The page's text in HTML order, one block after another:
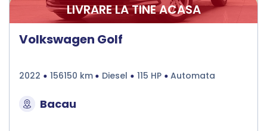
LIVRARE LA TINE ACASA
Volkswagen Golf
2022 156150 km Diesel 115 HP Automata
Bacau